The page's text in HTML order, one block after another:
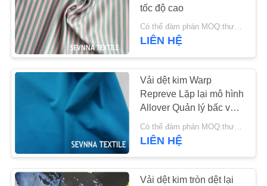
THAM
QUAN
NHÀ
MÁY
CHẤT
LƯỢNG
tốc độ cao
Có thể đàm phán MOQ:thương lượng
LIÊN HỆ
Vải dệt kim Warp
Repreve Lặp lại mô hình
Allover Quản lý bấc và
giữ ẩm
LIÊN HỆ
Vải dệt kim tròn dệt lại